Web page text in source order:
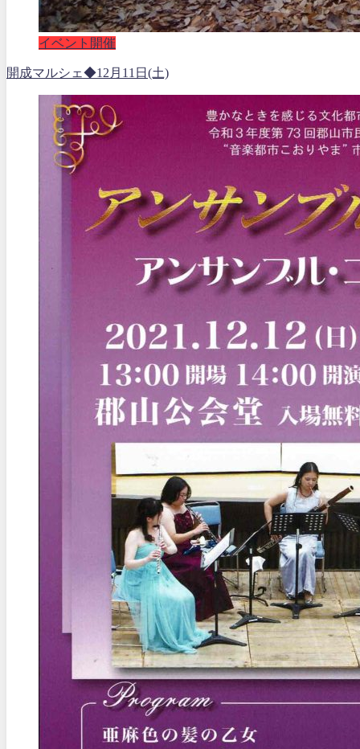
イベント開催
開成マルシェ◆12月11日(土)